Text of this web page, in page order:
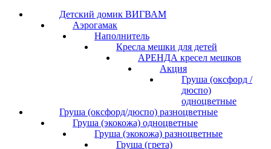
Детский домик ВИГВАМ
Аэрогамак
Наполнитель
Кресла мешки для детей
АРЕНДА кресел мешков
Акция
Груша (оксфорд /
дюспо)
одноцветные
Груша (оксфорд/дюспо) разноцветные
Груша (экокожа) одноцветные
Груша (экокожа) разноцветные
Груша (грета)